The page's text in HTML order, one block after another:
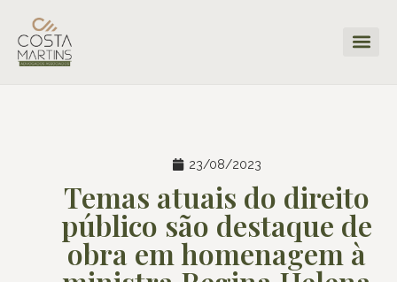
23/08/2023
Temas atuais do direito
público são destaque de
obra em homenagem à